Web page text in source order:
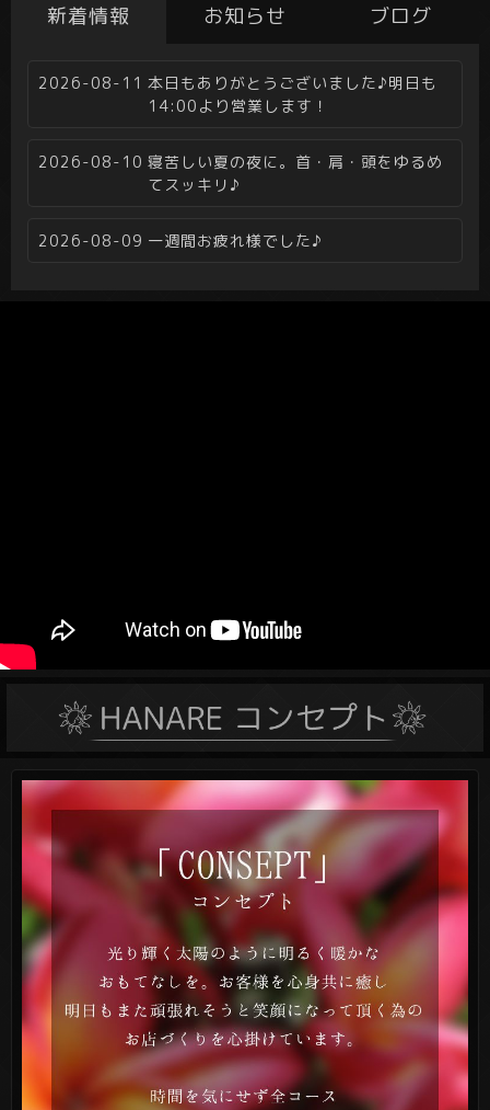
新着情報 お知らせ ブログ
2026-08-11 本日もありがとうございました♪明日も
14:00より営業します！
2026-08-10 寝苦しい夏の夜に。首・肩・頭をゆるめ
てスッキリ♪
2026-08-09 一週間お疲れ様でした♪